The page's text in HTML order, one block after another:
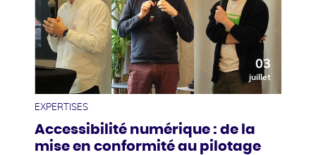
03
juillet
EXPERTISES
Accessibilité numérique : de la
mise en conformité au pilotage